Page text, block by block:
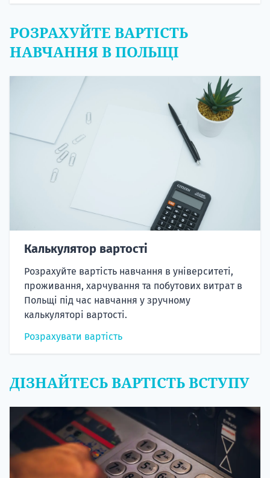
РОЗРАХУЙТЕ ВАРТІСТЬ
НАВЧАННЯ В ПОЛЬЩІ
Калькулятор вартості
Розрахуйте вартість навчання в університеті,
проживання, харчування та побутових витрат в
Польщі під час навчання у зручному
калькуляторі вартості.
Розрахувати вартість
ДІЗНАЙТЕСЬ ВАРТІСТЬ ВСТУПУ